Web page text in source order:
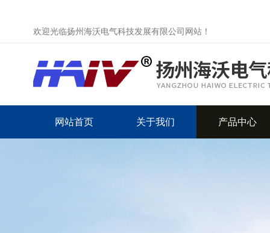
欢迎光临扬州海沃电气科技发展有限公司网站！
网站首页 关于我们 产品中心